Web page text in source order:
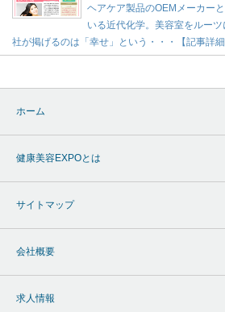
ヘアケア製品のOEMメーカー
いる近代化学。美容室をルー
社が掲げるのは「幸せ」という・・・【記事詳細
ホーム
健康美容EXPOとは
サイトマップ
会社概要
求人情報